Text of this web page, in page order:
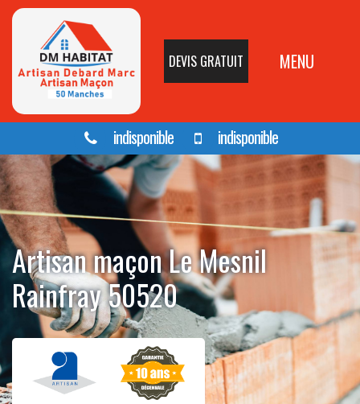
DEVIS GRATUIT MENU
indisponible indisponible
Artisan maçon Le Mesnil
Rainfray 50520